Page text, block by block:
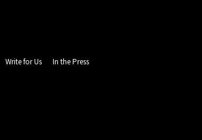
Write for Us In the Press